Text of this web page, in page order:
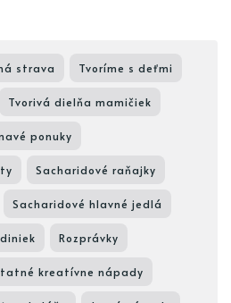
strava Tvoríme s deťmi
Tvorivá dielňa mamičiek
ponuky
Sacharidové raňajky
Sacharidové hlavné jedlá
Rozprávky
kreatívne nápady